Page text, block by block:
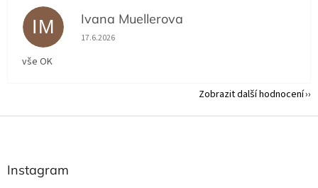
IM Ivana Muellerova
Hodnocení obchodu je 5 z 5 hvězdiček.
17.6.2026
vše OK
Zobrazit další hodnocení
Instagram